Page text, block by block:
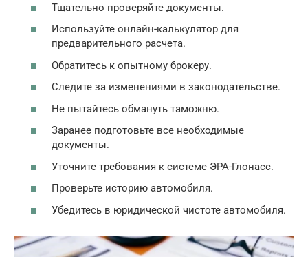
Тщательно проверяйте документы.
Используйте онлайн-калькулятор для
предварительного расчета.
Обратитесь к опытному брокеру.
Следите за изменениями в законодательстве.
Не пытайтесь обмануть таможню.
Заранее подготовьте все необходимые
документы.
Уточните требования к системе ЭРА-Глонасс.
Проверьте историю автомобиля.
Убедитесь в юридической чистоте автомобиля.